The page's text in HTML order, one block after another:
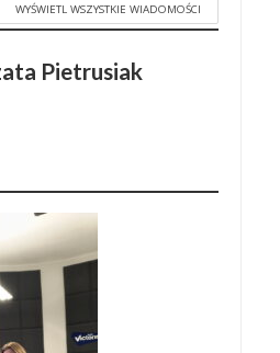
WYŚWIETL WSZYSTKIE WIADOMOŚCI
Pietrusiak